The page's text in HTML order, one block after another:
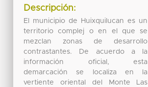
Descripción:
El municipio de Huixquilucan es un
territorio complej o en el que se
mezclan zonas de desarrollo
contrastantes. De acuerdo a la
información oficial, esta
demarcación se localiza en la
vertiente oriental del Monte Las